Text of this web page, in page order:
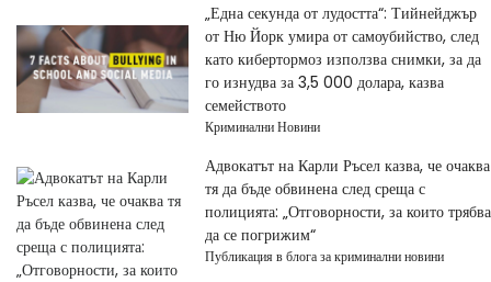
„Една секунда от лудостта“: Тийнейджър
от Ню Йорк умира от самоубийство, след
като кибертормоз използва снимки, за да
го изнудва за 3,5 000 долара, казва
семейството
Криминални Новини
Адвокатът на Карли Ръсел казва, че очаква
тя да бъде обвинена след среща с
полицията: „Отговорности, за които трябва
да се погрижим“
Публикация в блога за криминални новини